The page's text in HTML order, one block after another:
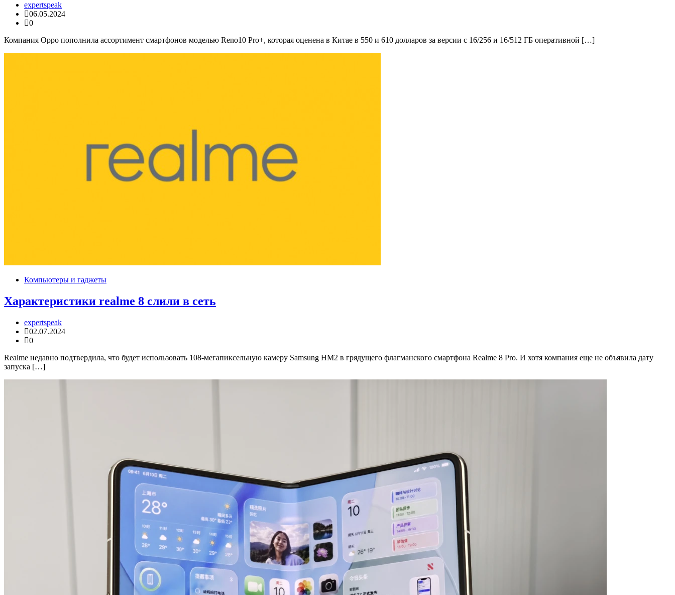
expertspeak
06.05.2024
0
Компания Oppo пополнила ассортимент смартфонов моделью Reno10 Pro+, которая оценена в Китае в 550 и 610 долларов за версии с 16/256 и 16/512 ГБ оперативной […]
Компьютеры и гаджеты
Характеристики realme 8 слили в сеть
expertspeak
02.07.2024
0
Realme недавно подтвердила, что будет использовать 108-мегапиксельную камеру Samsung HM2 в грядущего флагманского смартфона Realme 8 Pro. И хотя компания еще не объявила дату
запуска […]